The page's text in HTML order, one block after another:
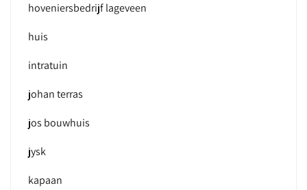
hoveniersbedrijf lageveen
huis
intratuin
johan terras
jos bouwhuis
jysk
kapaan